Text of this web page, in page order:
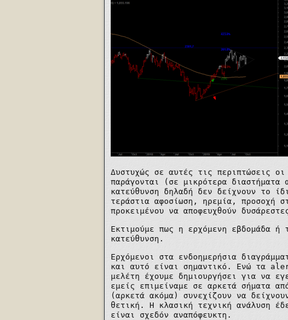
Δυστυχώς σε αυτές τις περιπτώσεις
παράγονται (σε μικρότερα
κατεύθυνση δηλαδή δεν δείχνουν το
τεράστια αφοσίωση, ηρεμία, προσοχή
προκειμένου να αποφευχθούν
Εκτιμούμε πως η ερχόμενη εβδομάδα
κατεύθυνση.
Ερχόμενοι στα ενδοημερήσια
και αυτό είναι σημαντικό. Ενώ τα
μελέτη έχουμε δημιουργήσει για να
εμείς επιμείναμε σε αρκετά σήματα
(αρκετά ακόμα) συνεχίζουν να
θετική. Η κλασική τεχνική ανάλυση
είναι σχεδόν αναπόφευκτη.